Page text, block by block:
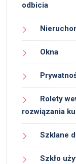
odbicia
Okna
Rolety
rozwiązania
Szklane
Szkło